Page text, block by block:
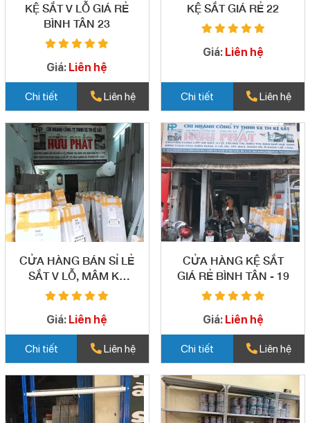
KỆ SẮT V LỖ GIÁ RẺ
BÌNH TÂN 23
Giá: Liên hệ
Chi tiết Liên hệ
KỆ SẮT GIÁ RẺ 22
Giá: Liên hệ
Chi tiết Liên hệ
CỬA HÀNG BÁN SỈ LẺ
SẮT V LỖ, MÂM KỆ
GIÁ RẺ BÌNH TÂN - 20
Giá: Liên hệ
Chi tiết Liên hệ
CỬA HÀNG KỆ SẮT
GIÁ RẺ BÌNH TÂN - 19
Giá: Liên hệ
Chi tiết Liên hệ